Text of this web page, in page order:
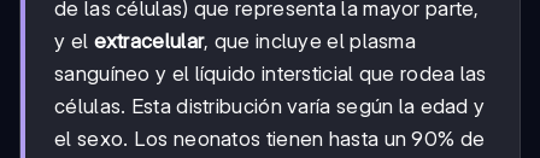
de las células) que representa la mayor parte,
y el extracelular, que incluye el plasma
sanguíneo y el líquido intersticial que rodea las
células. Esta distribución varía según la edad y
el sexo. Los neonatos tienen hasta un 90% de